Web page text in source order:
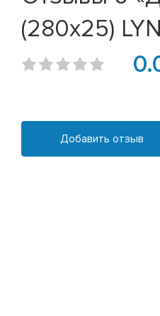
(280x25)
Добавить отзыв